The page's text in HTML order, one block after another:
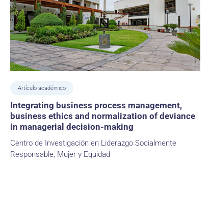
Artículo académico
Integrating business process management,
business ethics and normalization of deviance
in managerial decision-making
Centro de Investigación en Liderazgo Socialmente
Responsable, Mujer y Equidad